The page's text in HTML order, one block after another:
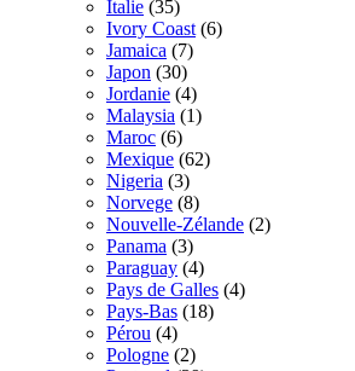
Italie (35)
Ivory Coast (6)
Jamaica (7)
Japon (30)
Jordanie (4)
Malaysia (1)
Maroc (6)
Mexique (62)
Nigeria (3)
Norvege (8)
Nouvelle-Zélande (2)
Panama (3)
Paraguay (4)
Pays de Galles (4)
Pays-Bas (18)
Pérou (4)
Pologne (2)